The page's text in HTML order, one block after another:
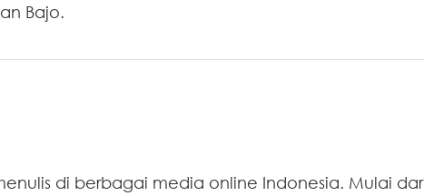
Bajo.
di berbagai media online Indonesia. Mulai